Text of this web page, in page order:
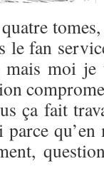
le fan
moi je
ça fait